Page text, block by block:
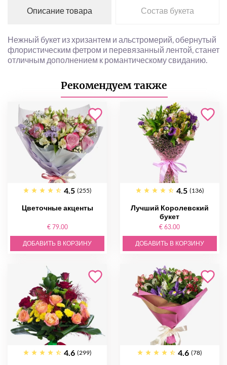
Описание товара Состав букета
Нежный букет из хризантем и альстромерий, обернутый
флористическим фетром и перевязанный лентой, станет
отличным дополнением к романтическому свиданию.
Рекомендуем также
4.5 (255)
Цветочные акценты
€ 79.00
ДОБАВИТЬ В КОРЗИНУ
4.5 (136)
Лучший Королевский
букет
€ 63.00
ДОБАВИТЬ В КОРЗИНУ
4.6 (299) 4.6 (78)